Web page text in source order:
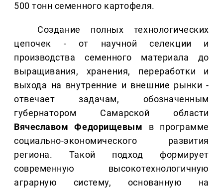
500 тонн семенного картофеля.
Создание полных технологических
цепочек - от научной селекции и
производства семенного материала до
выращивания, хранения, переработки и
выхода на внутренние и внешние рынки -
отвечает задачам, обозначенным
губернатором Самарской области
Вячеславом Федорищевым в программе
социально-экономического развития
региона. Такой подход формирует
современную высокотехнологичную
аграрную систему, основанную на